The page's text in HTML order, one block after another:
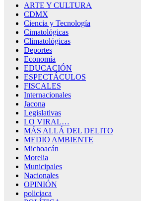
ARTE Y CULTURA
CDMX
Ciencia y Tecnología
Cimatológicas
Climatológicas
Deportes
Economía
EDUCACIÓN
ESPECTÁCULOS
FISCALES
Internacionales
Jacona
Legislativas
LO VIRAL…
MÁS ALLÁ DEL DELITO
MEDIO AMBIENTE
Michoacán
Morelia
Municipales
Nacionales
OPINIÓN
policiaca